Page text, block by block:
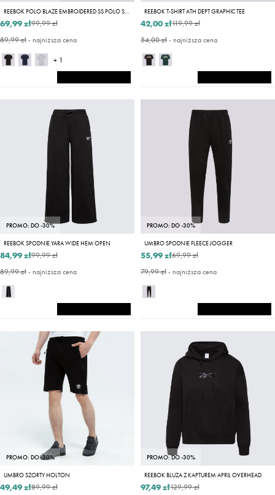
REEBOK POLO BLAZE EMBROIDERED SS POLO SHIRT
99,99 zł
69,99 zł
89,99 zł- najniższa cena
+ 1
REEBOK T-SHIRT ATH DEPT GRAPHIC TEE
119,99 zł
42,00 zł
54,00 zł- najniższa cena
PROMO: DO -30%
REEBOK SPODNIE YARA WIDE HEM OPEN
99,99 zł
84,99 zł
89,99 zł- najniższa cena
PROMO: DO -30%
UMBRO SPODNIE FLEECE JOGGER
69,99 zł
55,99 zł
79,99 zł- najniższa cena
PROMO: DO -30%
UMBRO SZORTY HOLTON
89,99 zł
49,49 zł
PROMO: DO -30%
REEBOK BLUZA Z KAPTUREM APRIL OVERHEAD
129,99 zł
97,49 zł